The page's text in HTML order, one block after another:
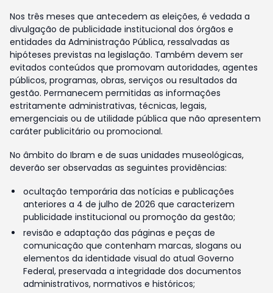
Nos três meses que antecedem as eleições, é vedada a
divulgação de publicidade institucional dos órgãos e
entidades da Administração Pública, ressalvadas as
hipóteses previstas na legislação. Também devem ser
evitados conteúdos que promovam autoridades, agentes
públicos, programas, obras, serviços ou resultados da
gestão. Permanecem permitidas as informações
estritamente administrativas, técnicas, legais,
emergenciais ou de utilidade pública que não apresentem
caráter publicitário ou promocional.
No âmbito do Ibram e de suas unidades museológicas,
deverão ser observadas as seguintes providências:
ocultação temporária das notícias e publicações
anteriores a 4 de julho de 2026 que caracterizem
publicidade institucional ou promoção da gestão;
revisão e adaptação das páginas e peças de
comunicação que contenham marcas, slogans ou
elementos da identidade visual do atual Governo
Federal, preservada a integridade dos documentos
administrativos, normativos e históricos;